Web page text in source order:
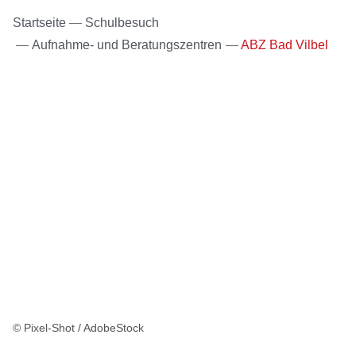
Startseite
Schulbesuch
Aufnahme- und Beratungszentren
ABZ Bad Vilbel
© Pixel-Shot / AdobeStock